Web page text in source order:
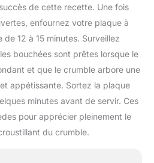
de cette recette. Une fois
enfournez votre plaque à
12 à 15 minutes. Surveillez
bouchées sont prêtes lorsque le
et que le crumble arbore une
appétissante. Sortez la plaque
minutes avant de servir. Ces
pour apprécier pleinement le
du crumble.